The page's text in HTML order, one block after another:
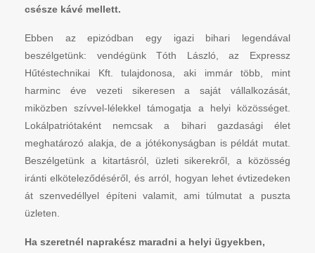
csésze kávé mellett.
Ebben az epizódban egy igazi bihari legendával
beszélgetünk: vendégünk Tóth László, az Expressz
Hűtéstechnikai Kft. tulajdonosa, aki immár több, mint
harminc éve vezeti sikeresen a saját vállalkozását,
miközben szívvel-lélekkel támogatja a helyi közösséget.
Lokálpatriótaként nemcsak a bihari gazdasági élet
meghatározó alakja, de a jótékonyságban is példát mutat.
Beszélgetünk a kitartásról, üzleti sikerekről, a közösség
iránti elköteleződéséről, és arról, hogyan lehet évtizedeken
át szenvedéllyel építeni valamit, ami túlmutat a puszta
üzleten.
Ha szeretnél naprakész maradni a helyi ügyekben,